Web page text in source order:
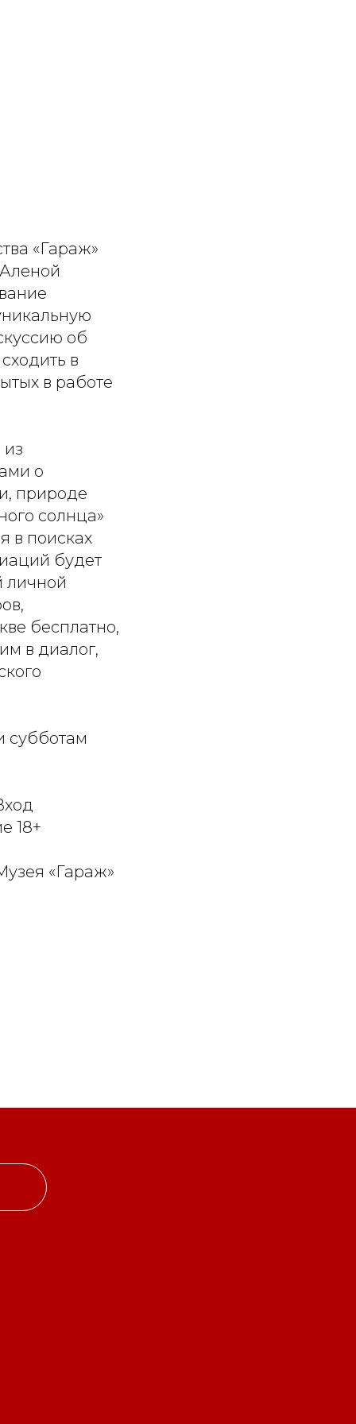
«Гараж»
об
в
в работе
о
природе
солнца»
в поисках
будет
личной
бесплатно,
в диалог,
субботам
18+
«Гараж»